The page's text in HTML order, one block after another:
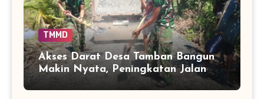
TMMD
Akses Darat Desa Tamban Bangun
Makin Nyata, Peningkatan Jalan
TMMD Sentuh 90 Persen